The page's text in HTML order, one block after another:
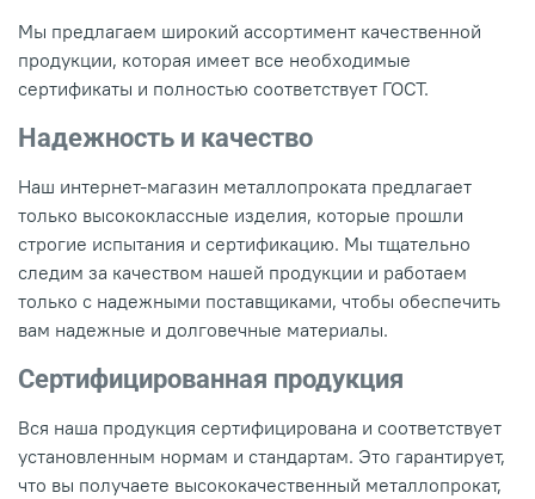
Мы предлагаем широкий ассортимент качественной
продукции, которая имеет все необходимые
сертификаты и полностью соответствует ГОСТ.
Надежность и качество
Наш интернет-магазин металлопроката предлагает
только высококлассные изделия, которые прошли
строгие испытания и сертификацию. Мы тщательно
следим за качеством нашей продукции и работаем
только с надежными поставщиками, чтобы обеспечить
вам надежные и долговечные материалы.
Сертифицированная продукция
Вся наша продукция сертифицирована и соответствует
установленным нормам и стандартам. Это гарантирует,
что вы получаете высококачественный металлопрокат,